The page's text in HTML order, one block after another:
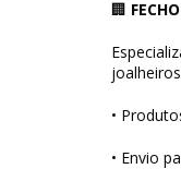
🏢
•
• Envio